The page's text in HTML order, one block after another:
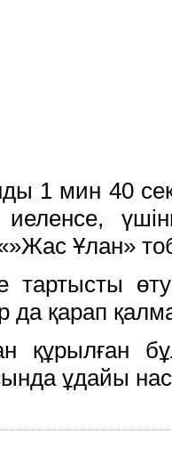
мин 40
иеленсе,
Ұлан»
да қарап
бұл
ұдайы